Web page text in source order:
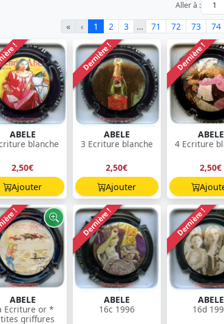
Aller à :
« ‹ 1 2 3 … 71 72 73 74
!
ABELE
blanche
2,50€
Ajouter
Dernière !
ABELE
3 Ecriture blanche
2,50€
Ajouter
Dernière !
ABELE
4 Ecriture
2,50€
!
ABELE
Ecriture or *
griffures
Dernière !
ABELE
16c 1996
Dernière !
ABELE
16d